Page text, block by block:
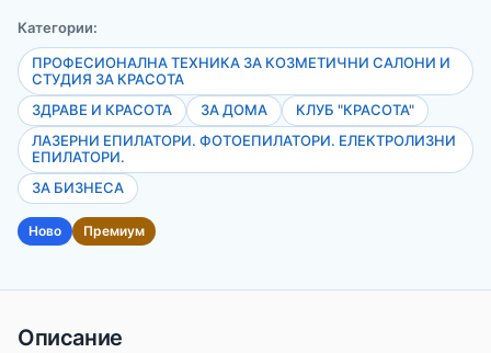
Категории:
ПРОФЕСИОНАЛНА ТЕХНИКА ЗА КОЗМЕТИЧНИ САЛОНИ И
СТУДИЯ ЗА КРАСОТА
ЗДРАВЕ И КРАСОТА
ЗА ДОМА
КЛУБ "КРАСОТА"
ЛАЗЕРНИ ЕПИЛАТОРИ. ФОТОЕПИЛАТОРИ. ЕЛЕКТРОЛИЗНИ
ЕПИЛАТОРИ.
ЗА БИЗНЕСА
Ново Премиум
Описание